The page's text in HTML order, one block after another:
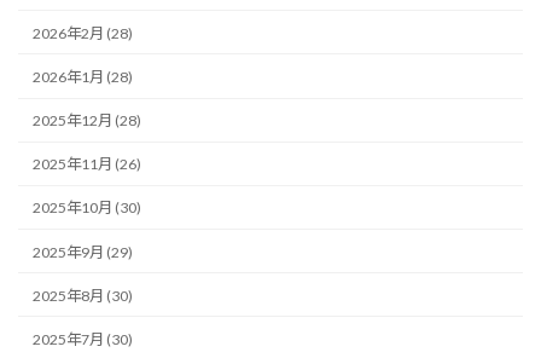
2026年2月 (28)
2026年1月 (28)
2025年12月 (28)
2025年11月 (26)
2025年10月 (30)
2025年9月 (29)
2025年8月 (30)
2025年7月 (30)